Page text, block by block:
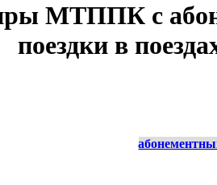
МТППК с
поездки в